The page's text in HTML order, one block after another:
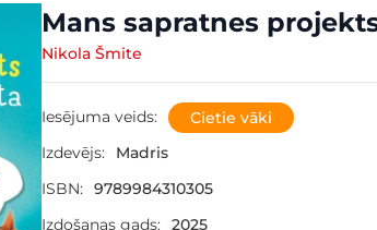
Mans sapratnes
Nikola Šmite
Iesējuma veids:
Cietie vāki
Izdevējs:
Madris
ISBN:
9789984310305
Izdošanas gads:
2025